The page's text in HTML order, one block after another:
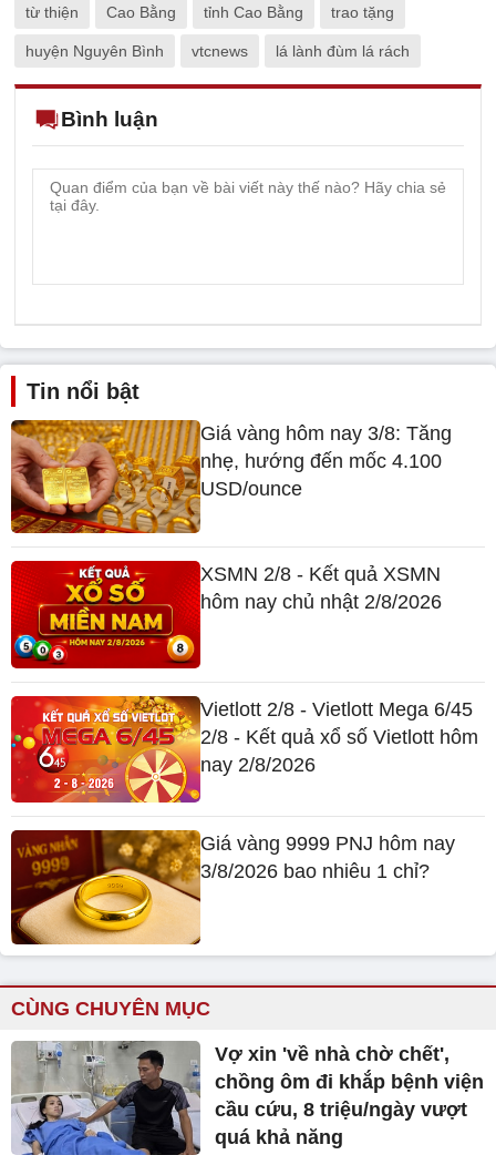
từ thiện Cao Bằng tỉnh Cao Bằng trao tặng
huyện Nguyên Bình vtcnews lá lành đùm lá rách
Bình luận
Tin nổi bật
Giá vàng hôm nay 3/8: Tăng
nhẹ, hướng đến mốc 4.100
USD/ounce
XSMN 2/8 - Kết quả XSMN
hôm nay chủ nhật 2/8/2026
Vietlott 2/8 - Vietlott Mega 6/45
2/8 - Kết quả xổ số Vietlott hôm
nay 2/8/2026
Giá vàng 9999 PNJ hôm nay
3/8/2026 bao nhiêu 1 chỉ?
CÙNG CHUYÊN MỤC
Vợ xin 'về nhà chờ chết',
chồng ôm đi khắp bệnh viện
cầu cứu, 8 triệu/ngày vượt
quá khả năng